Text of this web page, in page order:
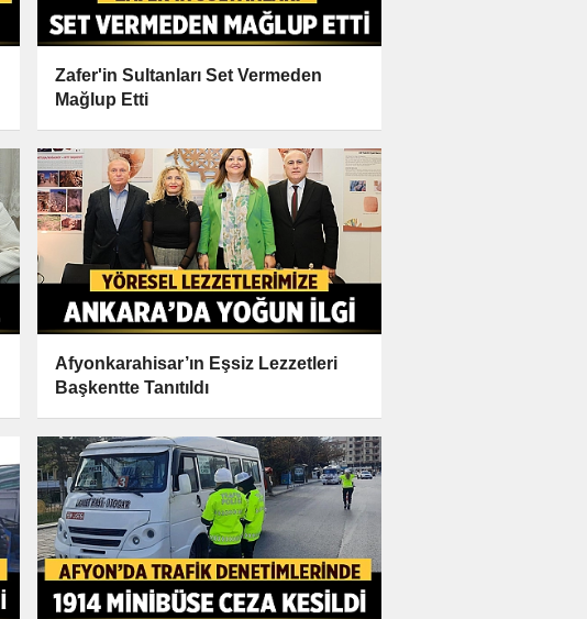
Zafer'in Sultanları Set Vermeden
Mağlup Etti
Afyonkarahisar’ın Eşsiz Lezzetleri
Başkentte Tanıtıldı